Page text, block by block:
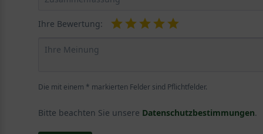
Ihre Bewertung:
Die mit einem * markierten Felder sind Pflichtfelder.
Bitte beachten Sie unsere Datenschutzbestimmungen.